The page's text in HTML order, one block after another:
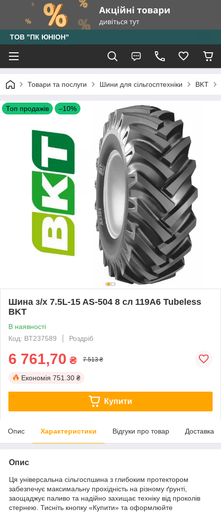
ТОВ "ПК ЮНІОН"
Товари та послуги Шини для сільгосптехніки BKT
Топ продажів –10%
Шина з/х 7.5L-15 AS-504 8 сл 119А6 Tubeless
BKT
В наявності
Код: BT237589
Роздріб
6 761,70 ₴ 7 513 ₴
Економія 751.30 ₴
Купити
Опис Характеристики Відгуки про товар Доставка
Опис
Ця універсальна сільгоспшина з глибоким протектором
забезпечує максимальну прохідність на різному ґрунті,
заощаджує паливо та надійно захищає техніку від проколів
стернею. Тисніть кнопку «Купити» та оформлюйте